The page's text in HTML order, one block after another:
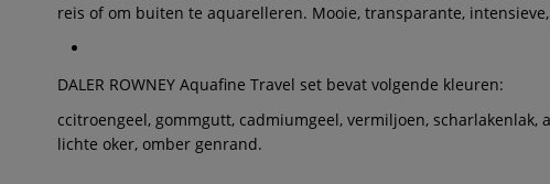
reis of om buiten te aquarelleren. Mooie, transparante,
DALER ROWNEY Aquafine Travel set bevat volgende kleuren:
ccitroengeel, gommgutt, cadmiumgeel, vermiljoen,
lichte oker, omber genrand.